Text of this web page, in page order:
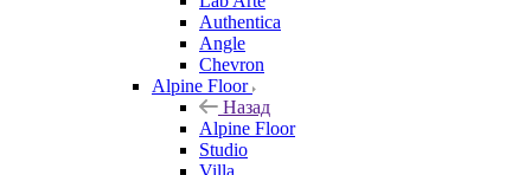
Authentica
Angle
Chevron
Alpine Floor
Назад
Alpine Floor
Studio
Villa